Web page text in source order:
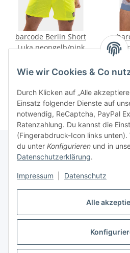
Alle
Wie wir Cookies & Co
Durch Klicken auf „Alle
Einsatz folgender Dienste auf
notwendig, ReCaptcha, PayPal
Ratenzahlung. Du kannst die
(Fingerabdruck-Icon links
du unter Konfigurieren und in
Datenschutzerklärung.
Impressum Datenschutz
barcode Berlin Short
Luka neongelb/pink
Vertrag